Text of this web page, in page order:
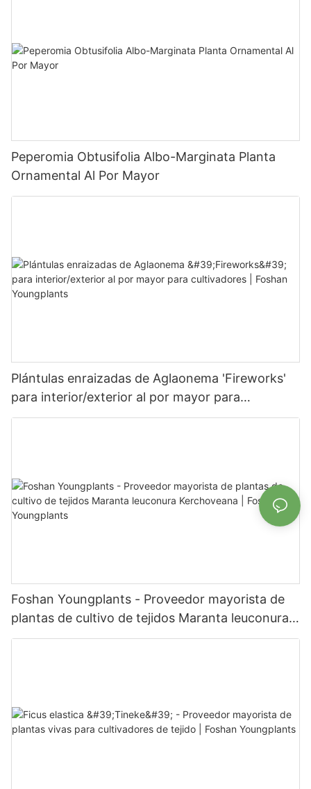
Peperomia Obtusifolia Albo-Marginata Planta
Ornamental Al Por Mayor
Plántulas enraizadas de Aglaonema 'Fireworks'
para interior/exterior al por mayor para
cultivadores | Foshan Youngplants
Foshan Youngplants - Proveedor mayorista de
plantas de cultivo de tejidos Maranta leuconura
Kerchoveana | Foshan Youngplants